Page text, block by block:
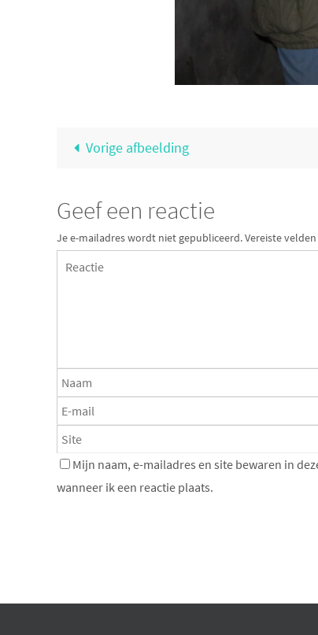
Vorige afbeelding
Geef een reactie
Je e-mailadres wordt niet gepubliceerd.Vereiste
Mijn naam, e-mailadres en site bewaren in
wanneer ik een reactie plaats.